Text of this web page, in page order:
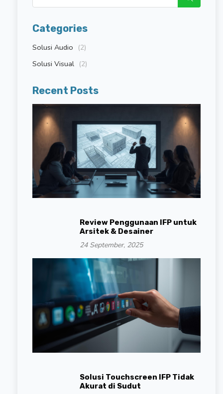
Categories
Solusi Audio (2)
Solusi Visual (2)
Recent Posts
Review Penggunaan IFP untuk
Arsitek & Desainer
24 September, 2025
Solusi Touchscreen IFP Tidak
Akurat di Sudut